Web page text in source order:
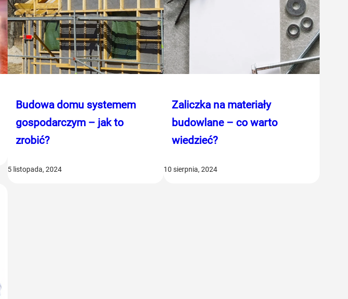
Budowa domu systemem
gospodarczym – jak to
zrobić?
5 listopada, 2024
Zaliczka na materiały
budowlane – co warto
wiedzieć?
10 sierpnia, 2024